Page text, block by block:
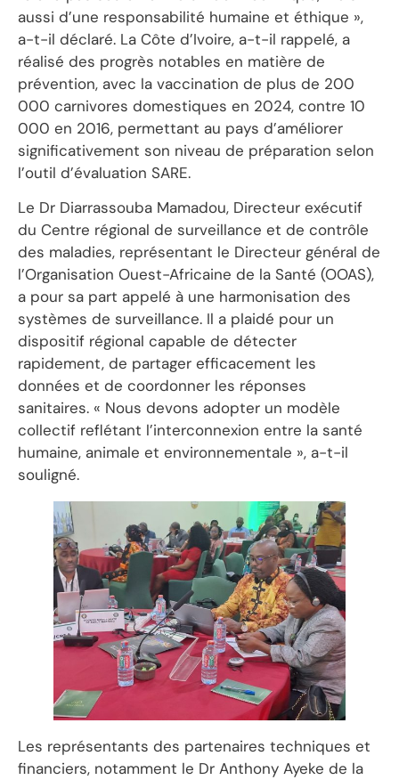
aussi d’une responsabilité humaine et éthique »,
a-t-il déclaré. La Côte d’Ivoire, a-t-il rappelé, a
réalisé des progrès notables en matière de
prévention, avec la vaccination de plus de 200
000 carnivores domestiques en 2024, contre 10
000 en 2016, permettant au pays d’améliorer
significativement son niveau de préparation selon
l’outil d’évaluation SARE.
Le Dr Diarrassouba Mamadou, Directeur exécutif
du Centre régional de surveillance et de contrôle
des maladies, représentant le Directeur général de
l’Organisation Ouest-Africaine de la Santé (OOAS),
a pour sa part appelé à une harmonisation des
systèmes de surveillance. Il a plaidé pour un
dispositif régional capable de détecter
rapidement, de partager efficacement les
données et de coordonner les réponses
sanitaires. « Nous devons adopter un modèle
collectif reflétant l’interconnexion entre la santé
humaine, animale et environnementale », a-t-il
souligné.
Les représentants des partenaires techniques et
financiers, notamment le Dr Anthony Ayeke de la